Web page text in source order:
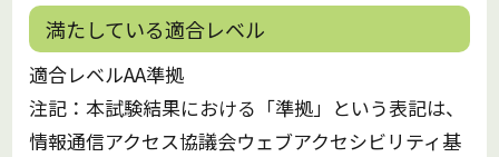
満たしている適合レベル
適合レベルAA準拠
注記：本試験結果における「準拠」という表記は、
情報通信アクセス協議会ウェブアクセシビリティ基